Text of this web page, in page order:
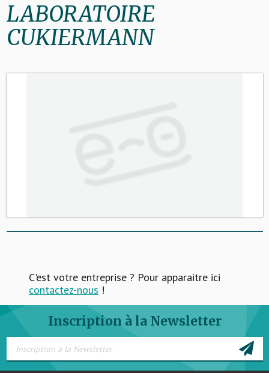
LABORATOIRE
CUKIERMANN
C'est votre entreprise ? Pour apparaitre ici
contactez-nous !
Inscription à la Newsletter